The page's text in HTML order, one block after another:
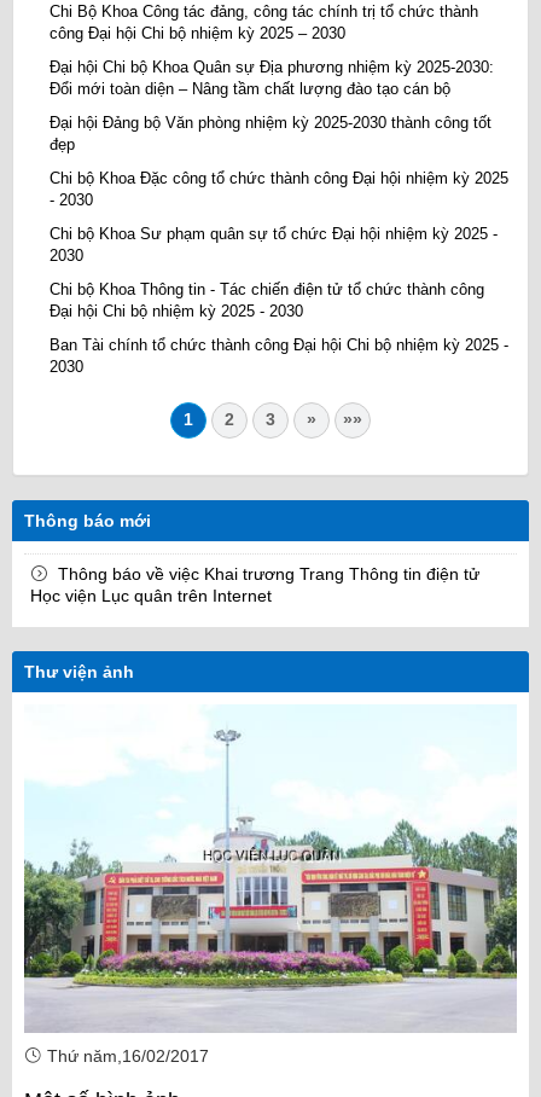
Chi Bộ Khoa Công tác đảng, công tác chính trị tổ chức thành
công Đại hội Chi bộ nhiệm kỳ 2025 – 2030
Đại hội Chi bộ Khoa Quân sự Địa phương nhiệm kỳ 2025-2030:
Đổi mới toàn diện – Nâng tầm chất lượng đào tạo cán bộ
Đại hội Đảng bộ Văn phòng nhiệm kỳ 2025-2030 thành công tốt
đẹp
Chi bộ Khoa Đặc công tổ chức thành công Đại hội nhiệm kỳ 2025
- 2030
Chi bộ Khoa Sư phạm quân sự tổ chức Đại hội nhiệm kỳ 2025 -
2030
Chi bộ Khoa Thông tin - Tác chiến điện tử tổ chức thành công
Đại hội Chi bộ nhiệm kỳ 2025 - 2030
Ban Tài chính tổ chức thành công Đại hội Chi bộ nhiệm kỳ 2025 -
2030
1 2 3 » »»
Thông báo mới
Thông báo về việc Khai trương Trang Thông tin điện tử
Học viện Lục quân trên Internet
Thư viện ảnh
Thứ năm,16/02/2017